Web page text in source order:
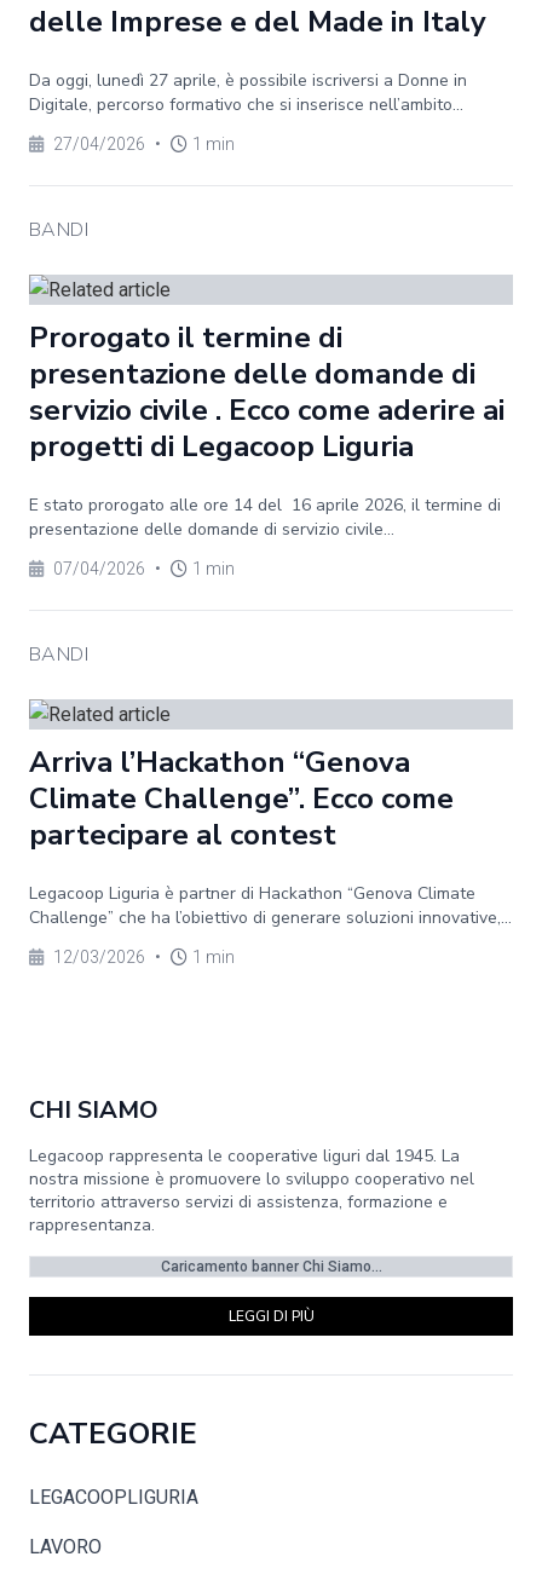
delle Imprese e del Made in Italy
Da oggi, lunedì 27 aprile, è possibile iscriversi a Donne in
Digitale, percorso formativo che si inserisce nell’ambito...
27/04/2026 • 1 min
BANDI
Prorogato il termine di
presentazione delle domande di
servizio civile . Ecco come aderire ai
progetti di Legacoop Liguria
E stato prorogato alle ore 14 del 16 aprile 2026, il termine di
presentazione delle domande di servizio civile...
07/04/2026 • 1 min
BANDI
Arriva l’Hackathon “Genova
Climate Challenge”. Ecco come
partecipare al contest
Legacoop Liguria è partner di Hackathon “Genova Climate
Challenge” che ha l’obiettivo di generare soluzioni innovative,...
12/03/2026 • 1 min
CHI SIAMO
Legacoop rappresenta le cooperative liguri dal 1945. La
nostra missione è promuovere lo sviluppo cooperativo nel
territorio attraverso servizi di assistenza, formazione e
rappresentanza.
Caricamento banner Chi Siamo...
LEGGI DI PIÙ
CATEGORIE
LEGACOOPLIGURIA
LAVORO